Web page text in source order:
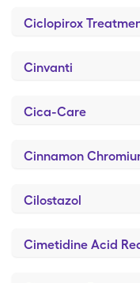
Ciclopirox
Cinvanti
Cica-Care
Cinnamon
Cilostazol
Cimetidine Acid